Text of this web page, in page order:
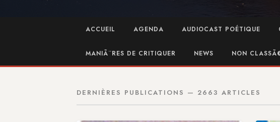
ACCUEIL AGENDA AUDIOCAST POÉTIQUE
MANIÃ¨RES DE CRITIQUER NEWS NON
DERNIÈRES PUBLICATIONS — 2663 ARTICLES